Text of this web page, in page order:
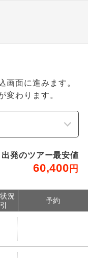
画面に進みます。
変わります。
出発のツアー最安値
60,400 円
況
予約